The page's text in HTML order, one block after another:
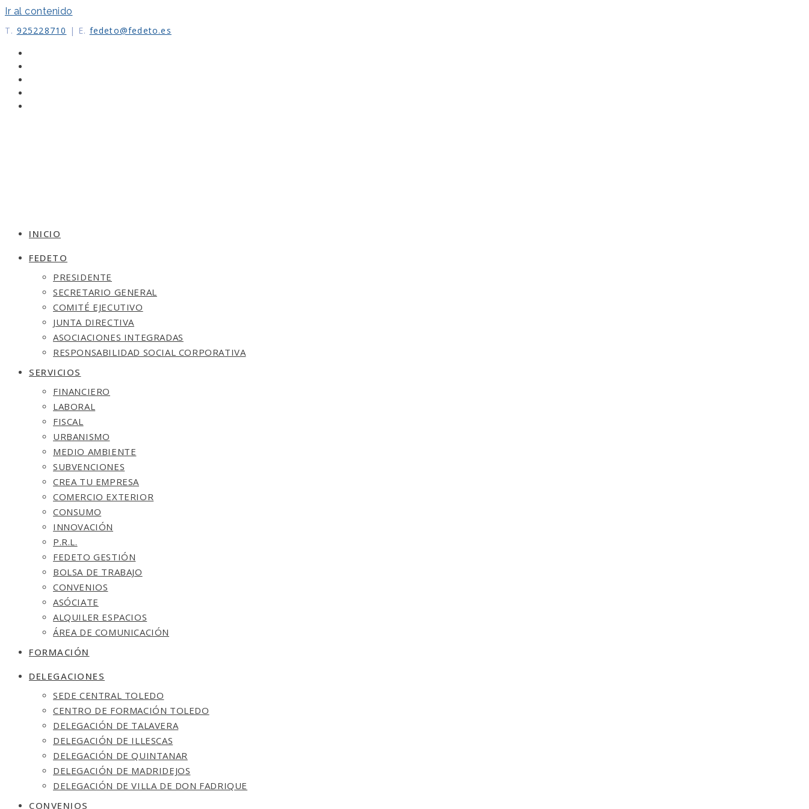
Ir al contenido
T. 925228710 | E. fedeto@fedeto.es
INICIO
FEDETO
PRESIDENTE
SECRETARIO GENERAL
COMITÉ EJECUTIVO
JUNTA DIRECTIVA
ASOCIACIONES INTEGRADAS
RESPONSABILIDAD SOCIAL CORPORATIVA
SERVICIOS
FINANCIERO
LABORAL
FISCAL
URBANISMO
MEDIO AMBIENTE
SUBVENCIONES
CREA TU EMPRESA
COMERCIO EXTERIOR
CONSUMO
INNOVACIÓN
P.R.L.
FEDETO GESTIÓN
BOLSA DE TRABAJO
CONVENIOS
ASÓCIATE
ALQUILER ESPACIOS
ÁREA DE COMUNICACIÓN
FORMACIÓN
DELEGACIONES
SEDE CENTRAL TOLEDO
CENTRO DE FORMACIÓN TOLEDO
DELEGACIÓN DE TALAVERA
DELEGACIÓN DE ILLESCAS
DELEGACIÓN DE QUINTANAR
DELEGACIÓN DE MADRIDEJOS
DELEGACIÓN DE VILLA DE DON FADRIQUE
CONVENIOS